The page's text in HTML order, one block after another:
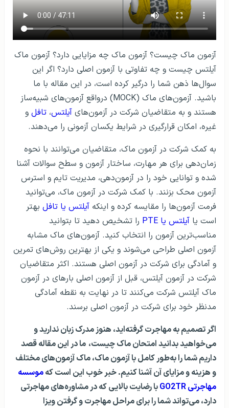
آزمون ماک چیست؟ آزمون ماک چه مزایایی دارد؟ آزمون ماک
آیلتس چیست و چه تفاوتی با آزمون اصلی دارد؟ اگر این
سوال‌ها ذهن شما را درگیر کرده است، در این مقاله با ما
باشید. آزمون‌های ماک (MOCK) درواقع آزمون‌های شبیه‌ساز
هستند و به متقاضیان شرکت در آزمون‌های آیلتس، تافل و
غیره، امکان قرارگیری در شرایط یکسان آزمونی را می‌دهند.
به کمک شرکت در آزمون ماک، متقاضیان می‌توانند با نحوه
زمان‌دهی برای هر مهارت، ساختار آزمون و سطح سوالات آشنا
شده و توانایی خود را در آزمون‌دهی، مدیریت تایم و استرس
آزمون محک بزنند. با کمک شرکت در آزمون ماک، می‌توانید
فرمت آزمون‌ها را مقایسه کرده و اینکه آیلتس یا تافل بهتر
است یا آیلتس یا PTE
را تشخیص دهید تا بتوانید
مناسب‌ترین آزمون را انتخاب کنید. آزمون‌های ماک مشابه
آزمون اصلی طراحی می‌شوند و یکی از بهترین روش‌های تمرین
و آمادگی برای شرکت در آزمون اصلی هستند. اکثر متقاضیان
شرکت در آزمون آيلتس، قبل از آزمون اصلی بارهای در آزمون
ماک آیلتس شرکت می‌کنند تا در نهایت به نقطه آمادگی
مدنظر خود برای شرکت در آزمون اصلی برسند.
اگر تصمیم به مهاجرت گرفته‌اید، هنوز مدرک زبان نداریدو
می‌خواهید بدانید امتحان ماک چیست، ما در این مقاله قصد
داریم شما را به‌طور کامل با آزمون ماک، ماک آزمون‌های مختلف
و هزینه و مزایای آن آشنا کنیم. خبر خوب این است کهموسسه
مهاجرتی GO2TR
با رضایت بالایی که در مشاوره‌های مهاجرتی
دارد، می‌تواند شما را برای مراحل مهاجرت وگرفتن ویزا